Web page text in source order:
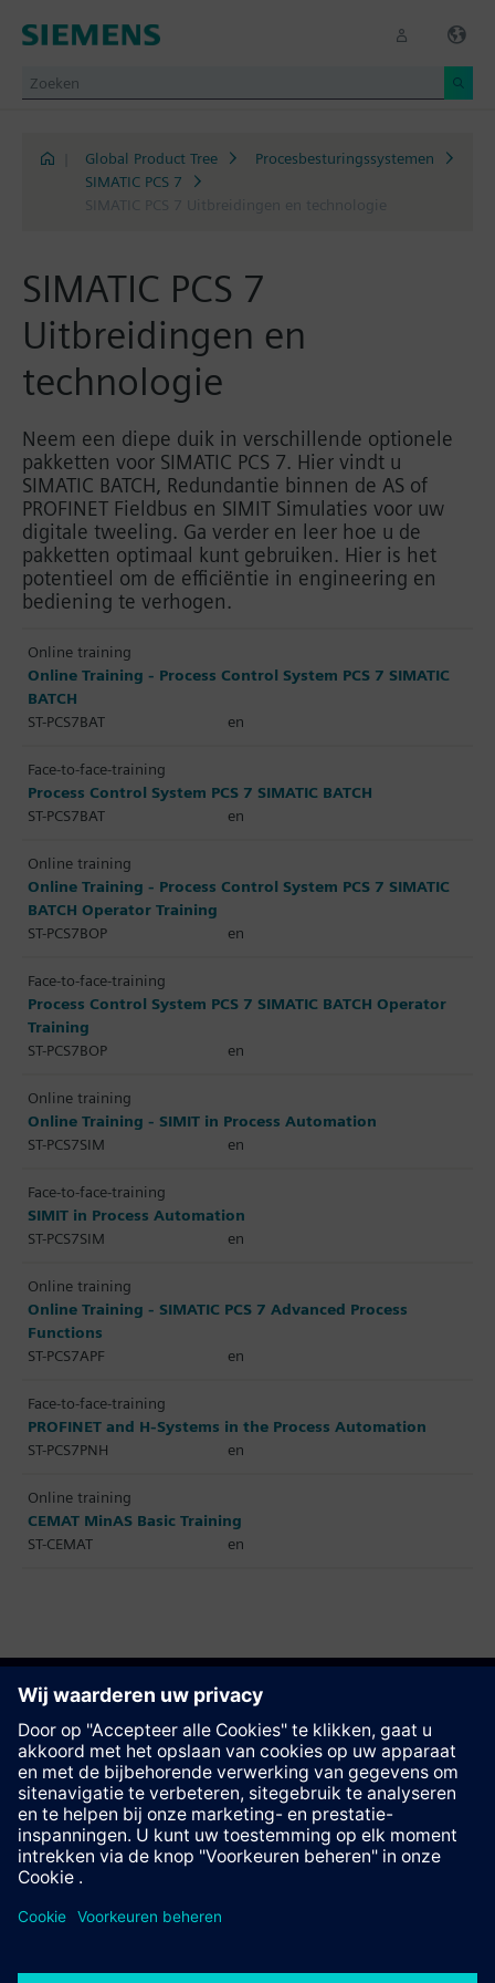
Global Product Tree
Procesbesturingssystemen
SIMATIC PCS 7
SIMATIC PCS 7 Uitbreidingen en technologie
SIMATIC PCS 7
Uitbreidingen en
technologie
Neem een diepe duik in verschillende optionele
pakketten voor SIMATIC PCS 7. Hier vindt u
SIMATIC BATCH, Redundantie binnen de AS of
PROFINET Fieldbus en SIMIT Simulaties voor uw
digitale tweeling. Ga verder en leer hoe u de
pakketten optimaal kunt gebruiken. Hier is het
potentieel om de efficiëntie in engineering en
bediening te verhogen.
Online training
Online Training - Process Control System PCS 7 SIMATIC
BATCH
ST-PCS7BAT
en
Face-to-face-training
Process Control System PCS 7 SIMATIC BATCH
ST-PCS7BAT
en
Online training
Online Training - Process Control System PCS 7 SIMATIC
BATCH Operator Training
ST-PCS7BOP
en
Face-to-face-training
Process Control System PCS 7 SIMATIC BATCH Operator
Training
ST-PCS7BOP
en
Online training
Online Training - SIMIT in Process Automation
ST-PCS7SIM
en
Face-to-face-training
SIMIT in Process Automation
ST-PCS7SIM
en
Online training
Online Training - SIMATIC PCS 7 Advanced Process
Functions
ST-PCS7APF
en
Face-to-face-training
PROFINET and H-Systems in the Process Automation
ST-PCS7PNH
en
Online training
CEMAT MinAS Basic Training
ST-CEMAT
en
Deze pagina aanbevelen
Contact
Corporate Information